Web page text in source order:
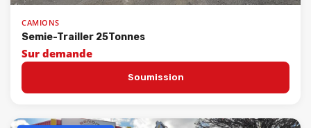
CAMIONS
Semie-Trailler 25Tonnes
Sur demande
Soumission